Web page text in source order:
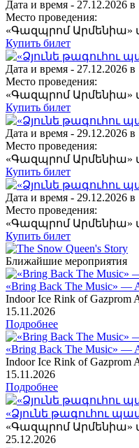
Дата и время - 27.12.2026 в
Место проведения:
«Գազպրոմ
Купить билет
Дата и время - 27.12.2026 в
Место проведения:
«Գազպրոմ
Купить билет
Дата и время - 29.12.2026 в
Место проведения:
«Գազպրոմ
Купить билет
Дата и время - 29.12.2026 в
Место проведения:
«Գազպրոմ
Купить билет
Ближайшие мероприятия
«Bring Back The Music» —
Indoor Ice Rink of Gazprom
15.11.2026
Подробнее
«Bring Back The Music» —
Indoor Ice Rink of Gazprom
15.11.2026
Подробнее
«Ձյունե թագուհու
«Գազպրոմ
25.12.2026